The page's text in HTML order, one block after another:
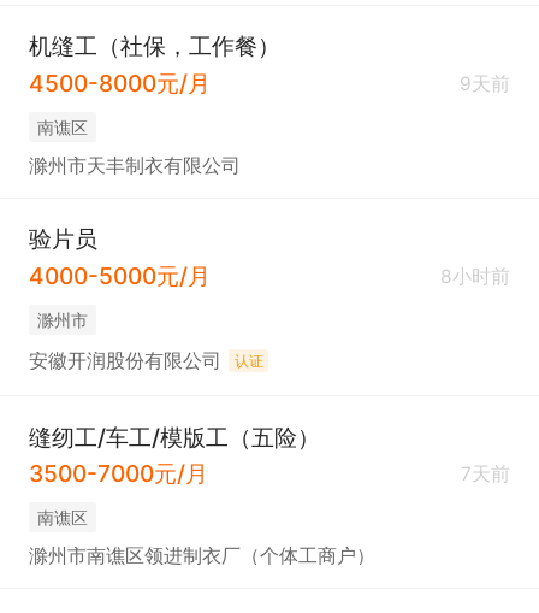
机缝工（社保，工作餐）
4500-8000元/月
9天前
南谯区
滁州市天丰制衣有限公司
验片员
4000-5000元/月
8小时前
滁州市
安徽开润股份有限公司 认证
缝纫工/车工/模版工（五险）
3500-7000元/月
7天前
南谯区
滁州市南谯区领进制衣厂（个体工商户）